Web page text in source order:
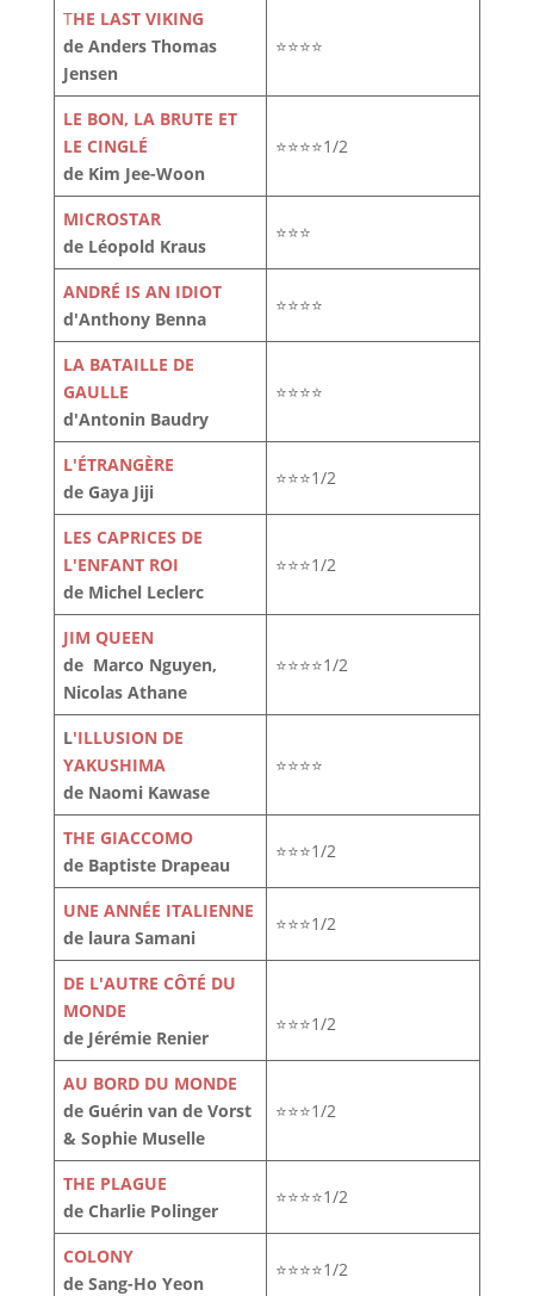
THE LAST VIKING
de Anders Thomas
Jensen
⭐⭐⭐⭐
LE BON, LA BRUTE ET
LE CINGLÉ
de Kim Jee-Woon
⭐⭐⭐⭐1/2
MICROSTAR
de Léopold Kraus
⭐⭐⭐
ANDRÉ IS AN IDIOT
d'Anthony Benna
⭐⭐⭐⭐
LA BATAILLE DE
GAULLE
d'Antonin Baudry
⭐⭐⭐⭐
L'ÉTRANGÈRE
de Gaya Jiji
⭐⭐⭐1/2
LES CAPRICES DE
L'ENFANT ROI
de Michel Leclerc
⭐⭐⭐1/2
JIM QUEEN
de Marco Nguyen,
Nicolas Athane
⭐⭐⭐⭐1/2
L'ILLUSION DE
YAKUSHIMA
de Naomi Kawase
⭐⭐⭐⭐
THE GIACCOMO
de Baptiste Drapeau
⭐⭐⭐1/2
UNE ANNÉE ITALIENNE
de laura Samani
⭐⭐⭐1/2
DE L'AUTRE CÔTÉ DU
MONDE
de Jérémie Renier
⭐⭐⭐1/2
AU BORD DU MONDE
de Guérin van de Vorst
& Sophie Muselle
⭐⭐⭐1/2
THE PLAGUE
de Charlie Polinger
⭐⭐⭐⭐1/2
COLONY
de Sang-Ho Yeon
⭐⭐⭐⭐1/2